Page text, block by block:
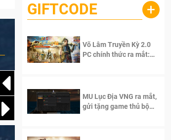
GIFTCODE +
Võ Lâm Truyền Kỳ 2.0
PC chính thức ra mắt:
MU Lục Địa VNG ra mắt,
gửi tặng game thủ bộ